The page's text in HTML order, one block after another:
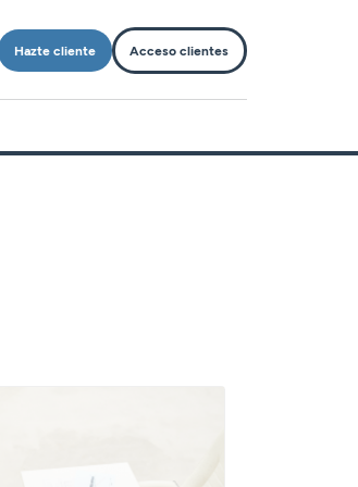
Hazte cliente Acceso clientes